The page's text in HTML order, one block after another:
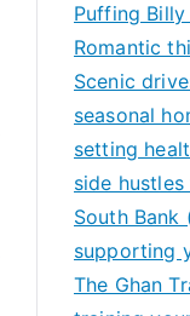
Puffing Billy
Romantic
Scenic
seasonal
setting
side
South Bank
supporting
The Ghan